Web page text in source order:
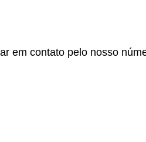
em contato pelo nosso